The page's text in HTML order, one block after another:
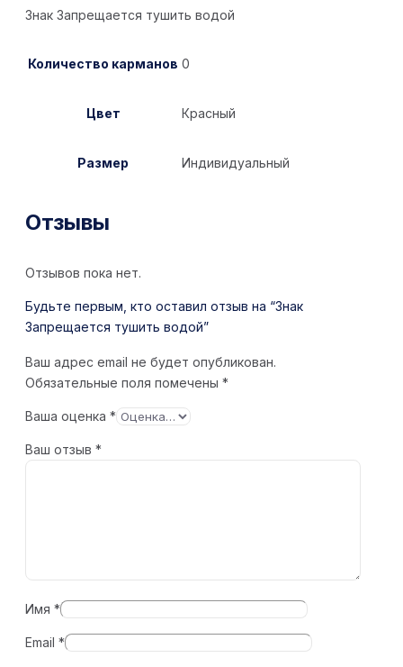
Знак Запрещается тушить водой
Количество карманов 0
Цвет Красный
Размер Индивидуальный
Отзывы
Отзывов пока нет.
Будьте первым, кто оставил отзыв на “Знак
Запрещается тушить водой”
Ваш адрес email не будет опубликован.
Обязательные поля помечены *
Ваша оценка *
Ваш отзыв *
Имя *
Email *